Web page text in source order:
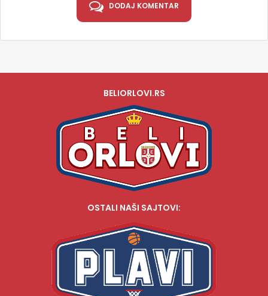
DODAJ KOMENTAR
BELIORLOVI.RS
OSTALI NAŠI SAJTOVI: